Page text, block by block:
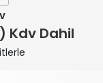
Kdv Dahil